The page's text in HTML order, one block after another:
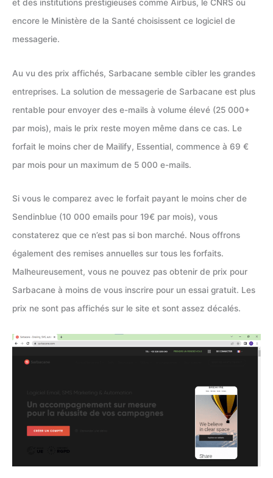
et des institutions prestigieuses comme Airbus, le CNRS ou
encore le Ministère de la Santé choisissent ce logiciel de
messagerie.
Au vu des prix affichés, Sarbacane semble cibler les grandes
entreprises. La solution de messagerie de Sarbacane est plus
rentable pour envoyer des e-mails à volume élevé (25 000+
par mois), mais le prix reste moyen même dans ce cas. Le
forfait le moins cher de Mailify, Essential, commence à 69 €
par mois pour un maximum de 5 000 e-mails.
Si vous le comparez avec le forfait payant le moins cher de
Sendinblue (10 000 emails pour 19€ par mois), vous
constaterez que ce n’est pas si bon marché. Nous offrons
également des remises annuelles sur tous les forfaits.
Malheureusement, vous ne pouvez pas obtenir de prix pour
Sarbacane à moins de vous inscrire pour un essai gratuit. Les
prix ne sont pas affichés sur le site et sont assez décalés.